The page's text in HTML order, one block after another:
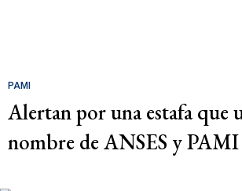
PAMI
Alertan por una estafa que
nombre de ANSES y PAMI